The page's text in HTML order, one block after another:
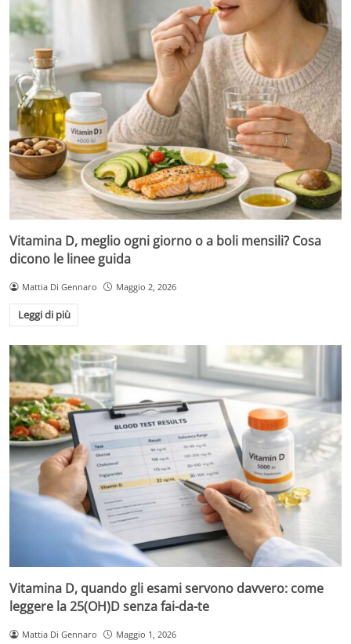
Vitamina D, meglio ogni giorno o a boli mensili? Cosa
dicono le linee guida
Mattia Di Gennaro Maggio 2, 2026
Leggi di più
Vitamina D, quando gli esami servono davvero: come
leggere la 25(OH)D senza fai-da-te
Mattia Di Gennaro Maggio 1, 2026